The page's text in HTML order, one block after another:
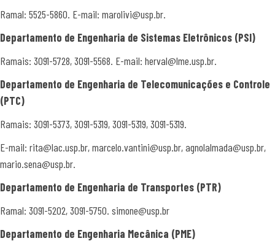
Ramal: 5525-5860. E-mail: marolivi@usp.br.
Departamento de Engenharia de Sistemas Eletrônicos (PSI)
Ramais: 3091-5728, 3091-5568. E-mail: herval@lme.usp.br.
Departamento de Engenharia de Telecomunicações e Controle
(PTC)
Ramais: 3091-5373, 3091-5319, 3091-5319, 3091-5319.
E-mail: rita@lac.usp.br, marcelo.vantini@usp.br, agnolalmada@usp.br,
mario.sena@usp.br.
Departamento de Engenharia de Transportes (PTR)
Ramal: 3091-5202, 3091-5750. simone@usp.br
Departamento de Engenharia Mecânica (PME)